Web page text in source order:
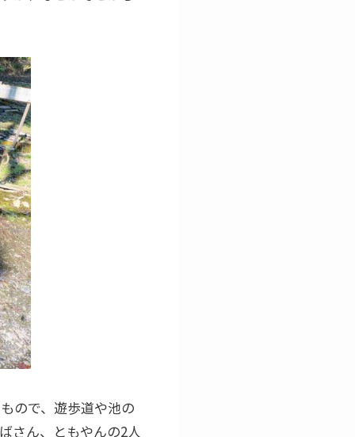
ので、遊歩道や池の
さん、ともやんの2人